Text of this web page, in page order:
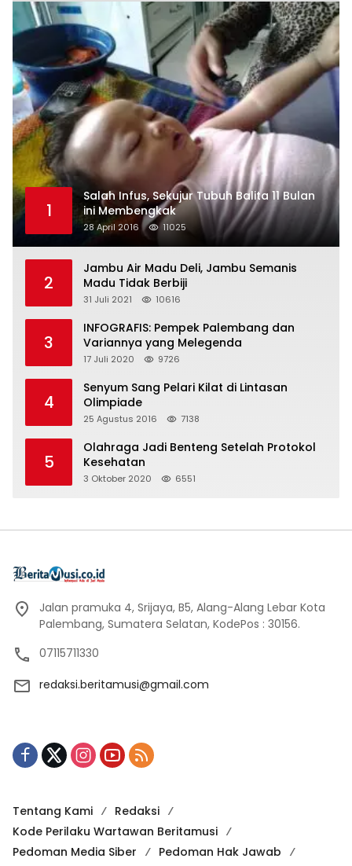
1
Salah Infus, Sekujur Tubuh Balita 11 Bulan
ini Membengkak
28 April 2016 11025
2
Jambu Air Madu Deli, Jambu Semanis
Madu Tidak Berbiji
31 Juli 2021 10616
3
INFOGRAFIS: Pempek Palembang dan
Variannya yang Melegenda
17 Juli 2020 9726
4
Senyum Sang Pelari Kilat di Lintasan
Olimpiade
25 Agustus 2016 7138
5
Olahraga Jadi Benteng Setelah Protokol
Kesehatan
3 Oktober 2020 6551
Jalan pramuka 4, Srijaya, B5, Alang-Alang Lebar Kota
Palembang, Sumatera Selatan, KodePos : 30156.
07115711330
redaksi.beritamusi@gmail.com
Tentang Kami
Redaksi
Kode Perilaku Wartawan Beritamusi
Pedoman Media Siber
Pedoman Hak Jawab